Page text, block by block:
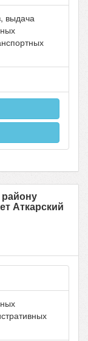
выдача
Аткарский